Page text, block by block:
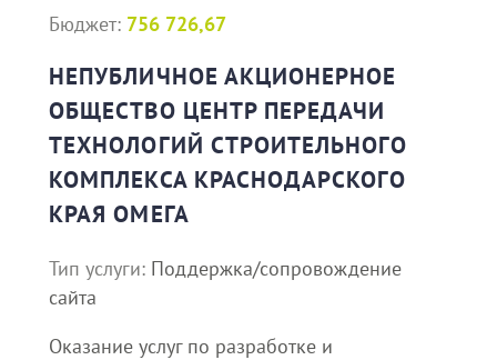
Бюджет: 756 726,67
НЕПУБЛИЧНОЕ АКЦИОНЕРНОЕ
ОБЩЕСТВО ЦЕНТР ПЕРЕДАЧИ
ТЕХНОЛОГИЙ СТРОИТЕЛЬНОГО
КОМПЛЕКСА КРАСНОДАРСКОГО
КРАЯ ОМЕГА
Тип услуги: Поддержка/сопровождение
сайта
Оказание услуг по разработке и